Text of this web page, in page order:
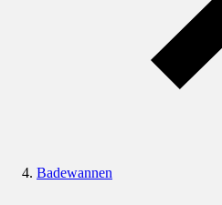
Badewannen